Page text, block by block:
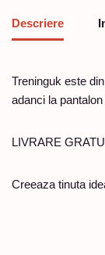
Descriere
Treninguk este
adanci la
LIVRARE
Creeaza tinuta